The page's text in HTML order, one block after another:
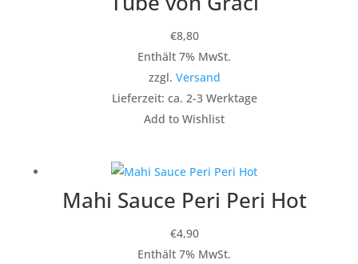
€8,80
Enthält 7% MwSt.
zzgl. Versand
Lieferzeit: ca. 2-3 Werktage
Add to Wishlist
Mahi Sauce Peri Peri Hot
€4,90
Enthält 7% MwSt.